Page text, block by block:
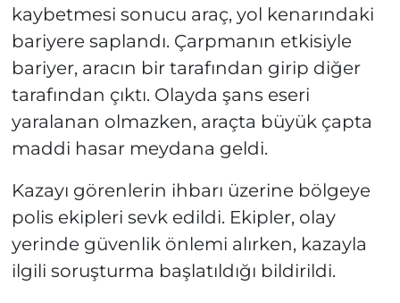
kaybetmesi sonucu araç, yol kenarındaki
bariyere saplandı. Çarpmanın etkisiyle
bariyer, aracın bir tarafından girip diğer
tarafından çıktı. Olayda şans eseri
yaralanan olmazken, araçta büyük çapta
maddi hasar meydana geldi.
Kazayı görenlerin ihbarı üzerine bölgeye
polis ekipleri sevk edildi. Ekipler, olay
yerinde güvenlik önlemi alırken, kazayla
ilgili soruşturma başlatıldığı bildirildi.